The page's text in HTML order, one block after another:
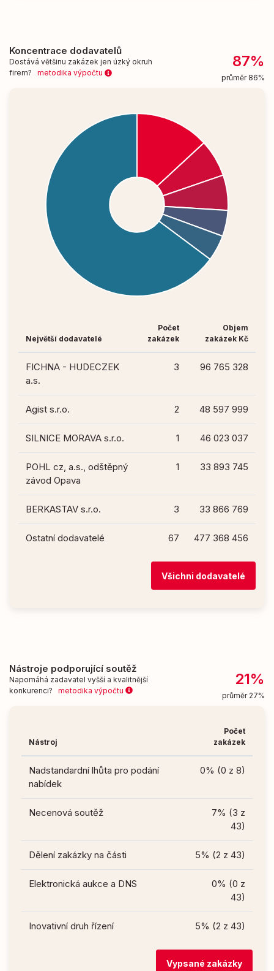
Koncentrace dodavatelů
Dostává většinu zakázek jen úzký okruh
firem? metodika výpočtu
87%
průměr 86%
Největší dodavatelé
Počet
zakázek
Objem
zakázek Kč
FICHNA - HUDECZEK
a.s.
3 96 765 328
Agist s.r.o. 2 48 597 999
SILNICE MORAVA s.r.o. 1 46 023 037
POHL cz, a.s., odštěpný
závod Opava
1 33 893 745
BERKASTAV s.r.o. 3 33 866 769
Ostatní dodavatelé 67 477 368 456
Všichni dodavatelé
Nástroje podporující soutěž
Napomáhá zadavatel vyšší a kvalitnější
konkurenci? metodika výpočtu
21%
průměr 27%
Nástroj
Počet
zakázek
Nadstandardní lhůta pro podání
nabídek
0% (0 z 8)
Necenová soutěž
7% (3 z
43)
Dělení zakázky na části 5% (2 z 43)
Elektronická aukce a DNS
0% (0 z
43)
Inovativní druh řízení 5% (2 z 43)
Vypsané zakázky